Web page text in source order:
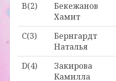
B(2)
Бекежанов
Хамит
C(3)
Бернгардт
Наталья
D(4)
Закирова
Камилла